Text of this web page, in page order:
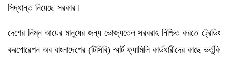
সিদ্ধান্ত নিয়েছে সরকার।
দেশের নিম্ন আয়ের মানুষের জন্য ভোজ্যতেল সরবরাহ নিশ্চিত করতে ট্রেডিং
করপোরেশন অব বাংলাদেশের (টিসিবি) স্মার্ট ফ্যামিলি কার্ডধারীদের কাছে ভর্তুকি